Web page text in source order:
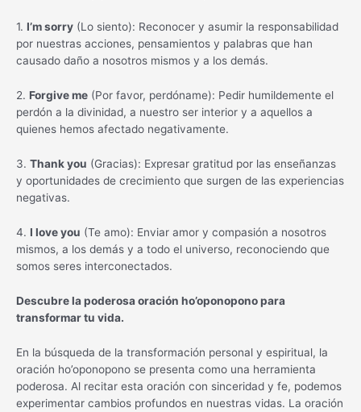
1. I’m sorry (Lo siento): Reconocer y asumir la responsabilidad
por nuestras acciones, pensamientos y palabras que han
causado daño a nosotros mismos y a los demás.
2. Forgive me (Por favor, perdóname): Pedir humildemente el
perdón a la divinidad, a nuestro ser interior y a aquellos a
quienes hemos afectado negativamente.
3. Thank you (Gracias): Expresar gratitud por las enseñanzas
y oportunidades de crecimiento que surgen de las experiencias
negativas.
4. I love you (Te amo): Enviar amor y compasión a nosotros
mismos, a los demás y a todo el universo, reconociendo que
somos seres interconectados.
Descubre la poderosa oración ho’oponopono para
transformar tu vida.
En la búsqueda de la transformación personal y espiritual, la
oración ho’oponopono se presenta como una herramienta
poderosa. Al recitar esta oración con sinceridad y fe, podemos
experimentar cambios profundos en nuestras vidas. La oración